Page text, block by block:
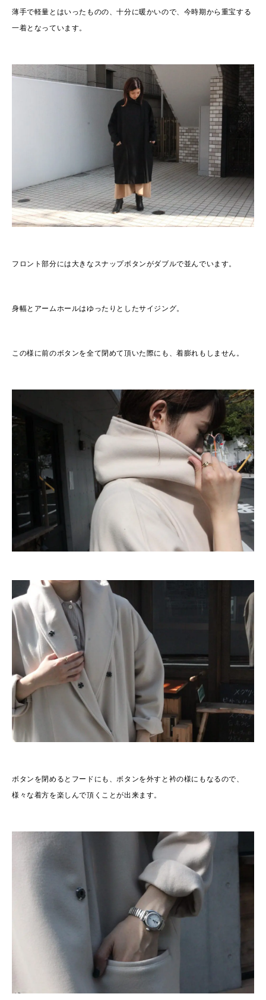
薄手で軽量とはいったものの、十分に暖かいので、今時期から重宝する
一着となっています。
フロント部分には大きなスナップボタンがダブルで並んでいます。
身幅とアームホールはゆったりとしたサイジング。
この様に前のボタンを全て閉めて頂いた際にも、着膨れもしません。
ボタンを閉めるとフードにも、ボタンを外すと衿の様にもなるので、
様々な着方を楽しんで頂くことが出来ます。